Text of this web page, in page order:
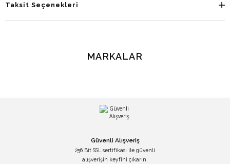
Taksit Seçenekleri
MARKALAR
Güvenli Alışveriş
256 Bit SSL sertifikası ile güvenli
alışverişin keyfini çıkarın.